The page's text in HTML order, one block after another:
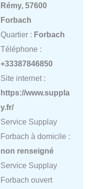
Rémy, 57600
Forbach
Quartier : Forbach
Téléphone :
+33387846850
Site internet :
https://www.suppla
y.fr/
Service Supplay
Forbach à domicile :
non renseigné
Service Supplay
Forbach ouvert